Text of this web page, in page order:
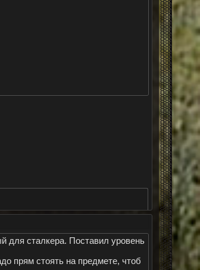
для сталкера. Поставил уровень
прям стоять на предмете, чтоб